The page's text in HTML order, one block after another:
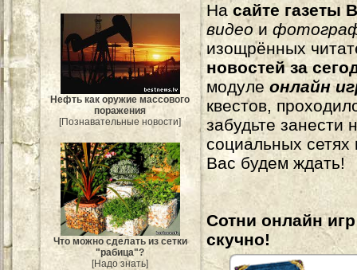
Нефть как оружие массового
поражения
[Познавательные новости]
Что можно сделать из сетки
"рабица"?
[Надо знать]
Насайте газеты
видео и
изощрённых
новостей за
модуле онлайн
квестов,
забудьте
социальных
Вас будем ждать!
Сотни онлайн
скучно!